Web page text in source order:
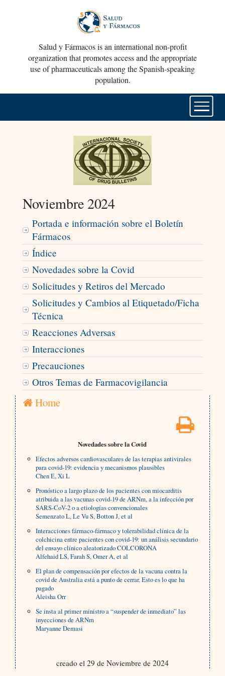
Salud y Fármacos is an international non-profit
organization that promotes access and the appropriate
use of pharmaceuticals among the Spanish-speaking
population.
Noviembre 2024
Portada e información sobre el Boletín
Fármacos
Índice
Novedades sobre la Covid
Solicitudes y Retiros del Mercado
Solicitudes y Cambios al Etiquetado/Ficha
Técnica
Reacciones Adversas
Interacciones
Precauciones
Otros Temas de Farmacovigilancia
Home
Novedades sobre la Covid
Efectos adversos cardiovasculares de las terapias antivirales
para covid-19: evidencia y mecanismos plausibles
Chen E, Xi L
Pronóstico a largo plazo de los pacientes con miocarditis
atribuida a las vacunas covid-19 de ARNm, a la infección por
SARS-CoV-2 o a etiologías convencionales
Semenzato L, Le Vu S, Botton J, et al
Interacciones fármaco-fármaco y tolerabilidad clínica de la
colchicina entre pacientes con covid-19: un análisis secundario
del ensayo clínico aleatorizado COLCORONA
Alfehaid LS, Farah S, Omer A, et al
El plan de compensación por efectos de la vacuna contra la
covid de Australia está a punto de cerrar. Esto es lo que ha
pagado
Aleisha Orr
Se insta al primer ministro a “suspender de inmediato” las
inyecciones de ARNm
Maryanne Demasi
creado el 29 de Noviembre de 2024